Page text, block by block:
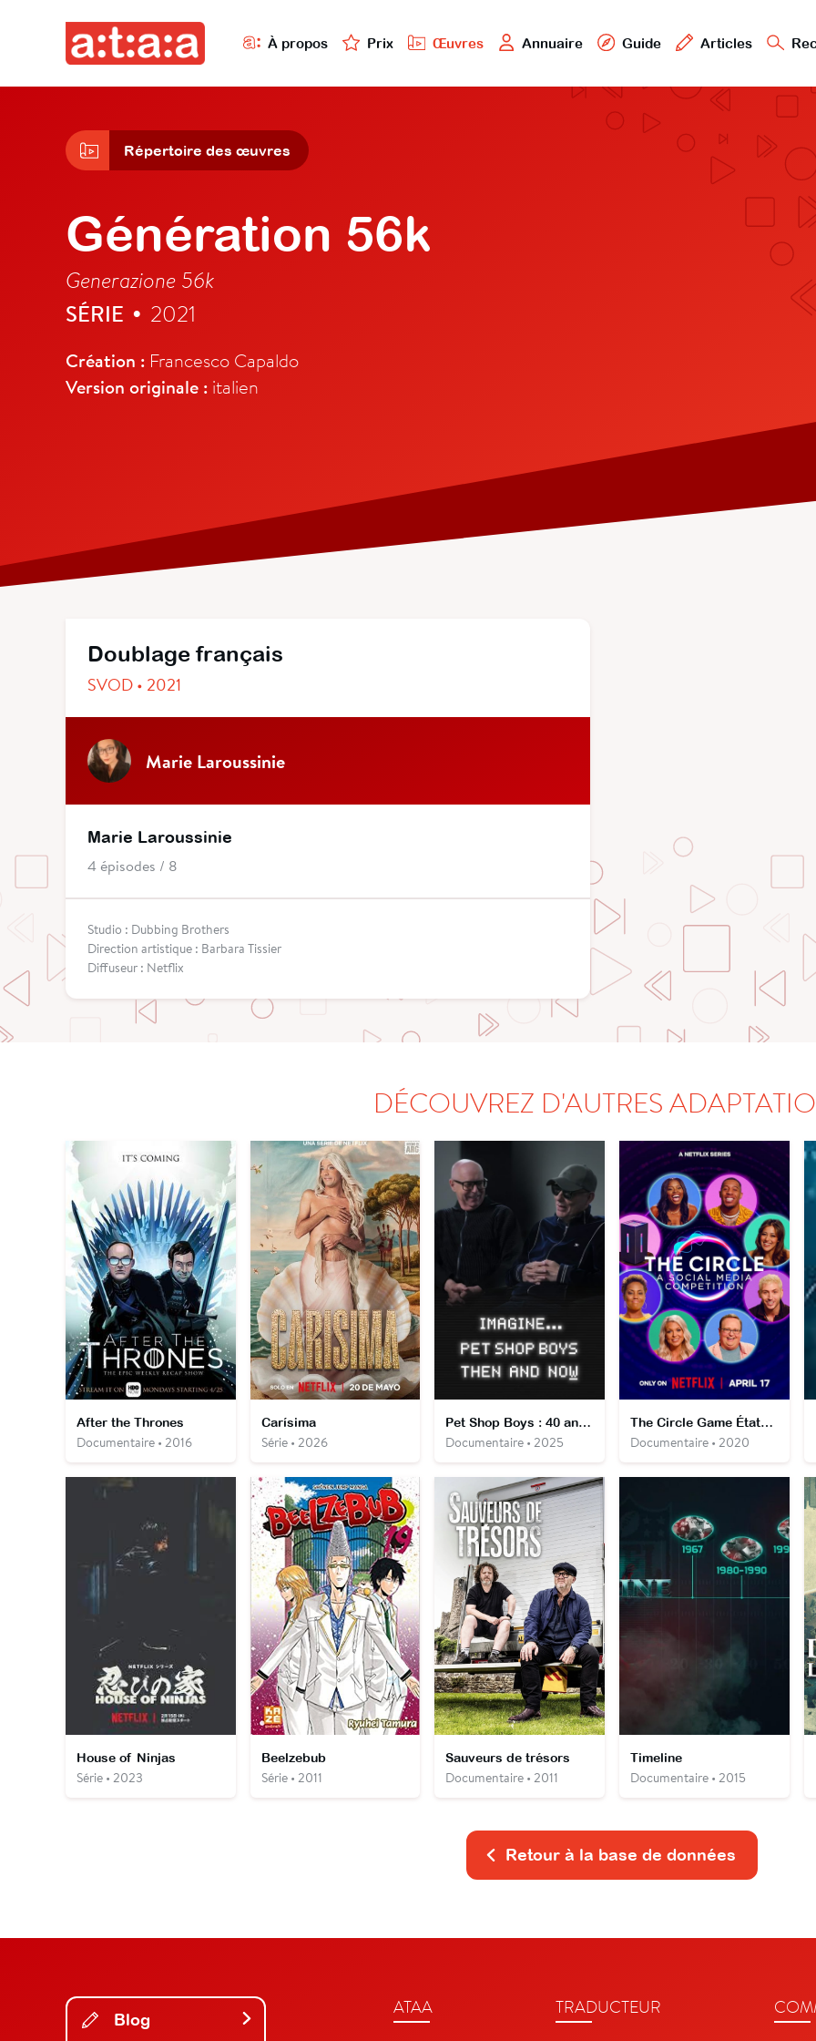
À propos Prix Œuvres Annuaire Guide Articles
Répertoire des œuvres
Génération 56k
Generazione 56k
SÉRIE • 2021
Création : Francesco Capaldo
Version originale : italien
Doublage français
SVOD • 2021
Marie Laroussinie
Marie Laroussinie
4 épisodes / 8
Studio : Dubbing Brothers
Direction artistique : Barbara Tissier
Diffuseur : Netflix
DÉCOUVREZ D'AUTRES
After the Thrones
Documentaire • 2016
Carísima
Série • 2026
Pet Shop Boys : 40 ans de pop
Documentaire • 2025
The Circle Game États-Unis
Documentaire • 2020
House of Ninjas
Série • 2023
Beelzebub
Série • 2011
Sauveurs de trésors
Documentaire • 2011
Timeline
Documentaire • 2015
Retour à la base de données
Blog
ATAA TRADUCTEUR